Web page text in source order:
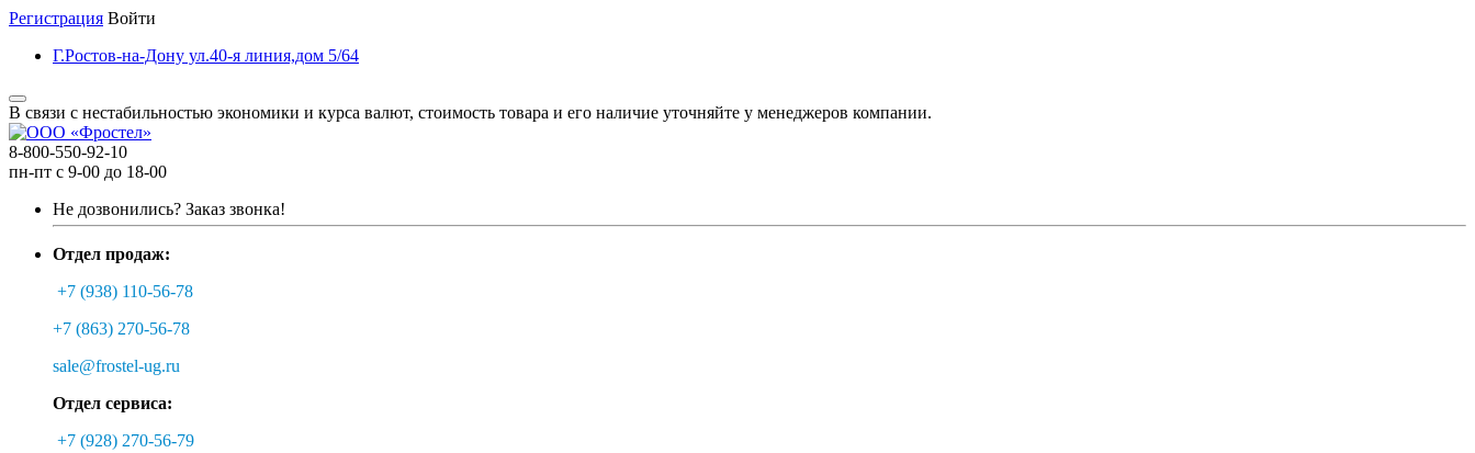
Регистрация Войти
Г.Ростов-на-Дону ул.40-я линия,дом 5/64
В связи с нестабильностью экономики и курса валют, стоимость товара и его наличие уточняйте у менеджеров компании.
8-800-550-92-10
пн-пт с 9-00 до 18-00
Не дозвонились? Заказ звонка!
Отдел продаж:
+7 (938) 110-56-78
+7 (863) 270-56-78
sale@frostel-ug.ru
Отдел сервиса:
+7 (928) 270-56-79